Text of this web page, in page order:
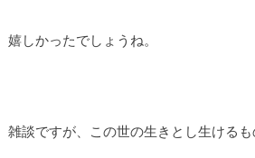
嬉しかったでしょうね。
雑談ですが、この世の生きとし生ける